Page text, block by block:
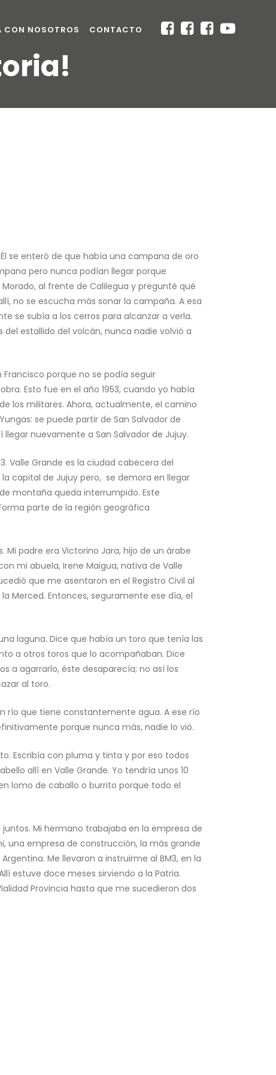
CON NOSOTROS CONTACTO
se enteró de que había una campana de oro
pero nunca podían llegar porque
al frente de Calilegua y pregunté qué
no se escucha más sonar la campaña. A esa
se subía a los cerros para alcanzar a verla.
estallido del volcán, nunca nadie volvió a
porque no se podía seguir
Esto fue en el año 1953, cuando yo había
los militares. Ahora, actualmente, el camino
se puede partir de San Salvador de
nuevamente a San Salvador de Jujuy.
Valle Grande es la ciudad cabecera del
capital de Jujuy pero, se demora en llegar
montaña queda interrumpido. Este
parte de la región geográfica
Mi padre era Victorino Jara, hijo de un árabe
mi abuela, Irene Maigua, nativa de Valle
que me asentaron en el Registro Civil al
Merced. Entonces, seguramente ese día, el
laguna. Dice que había un toro que tenía las
a otros toros que lo acompañaban. Dice
a agarrarlo, éste desaparecía; no así los
al toro.
río que tiene constantemente agua. A ese río
porque nunca más, nadie lo vió.
Escribía con pluma y tinta y por eso todos
allí en Valle Grande. Yo tendría unos 10
lomo de caballo o burrito porque todo el
Mi hermano trabajaba en la empresa de
una empresa de construcción, la más grande
Me llevaron a instruirme al BM3, en la
estuve doce meses sirviendo a la Patria.
Provincia hasta que me sucedieron dos